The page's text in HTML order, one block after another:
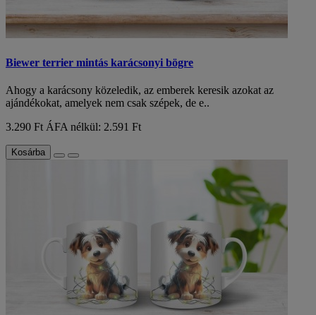
Biewer terrier mintás karácsonyi bögre
Ahogy a karácsony közeledik, az emberek keresik azokat az
ajándékokat, amelyek nem csak szépek, de e..
3.290 Ft ÁFA nélkül: 2.591 Ft
Kosárba